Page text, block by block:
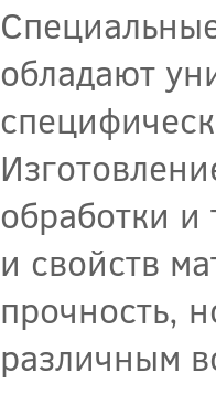
обладают
обработки и
и свойств
прочность,
различным